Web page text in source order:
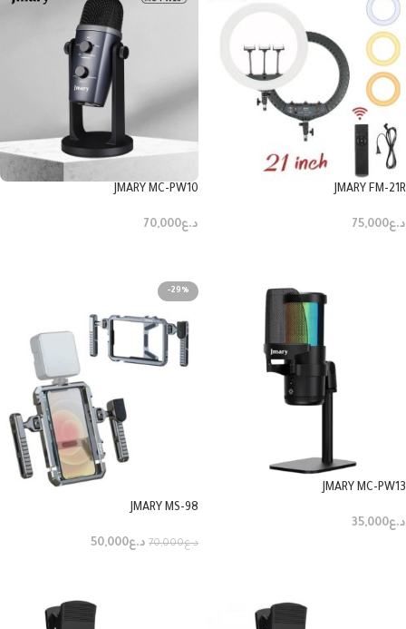
JMARY FM-21R
د.ع75,000
JMARY MC-PW10
د.ع70,000
JMARY MC-PW13
د.ع35,000
-29%
JMARY MS-98
د.ع70,000 د.ع50,000